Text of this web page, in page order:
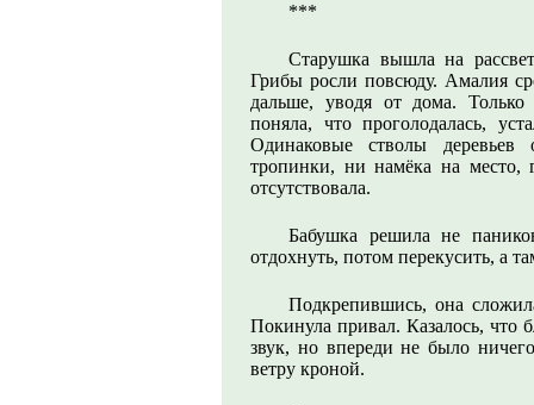
***
Старушка вышла на
Грибы росли повсюду. Амалия
дальше, уводя от дома.
поняла, что проголодалась,
Одинаковые стволы
тропинки, ни намёка на место,
отсутствовала.
Бабушка решила не
отдохнуть, потом перекусить, а
Подкрепившись, она
Покинула привал. Казалось, что
звук, но впереди не было
ветру кроной.